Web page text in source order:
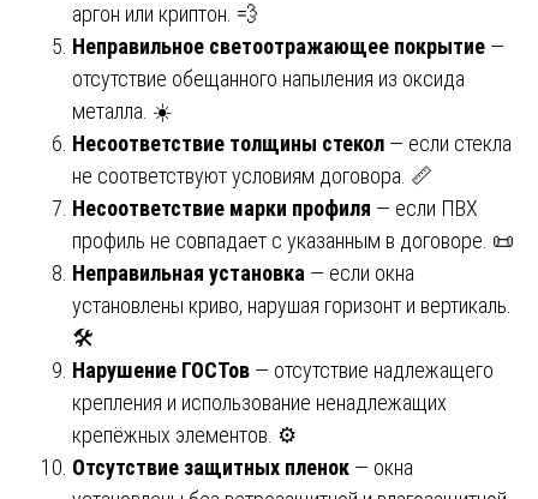
аргон или криптон. 💨
Неправильное светоотражающее покрытие —
отсутствие обещанного напыления из оксида
металла. ☀️
Несоответствие толщины стекол — если стекла
не соответствуют условиям договора. 📏
Несоответствие марки профиля — если ПВХ
профиль не совпадает с указанным в договоре. 📜
Неправильная установка — если окна
установлены криво, нарушая горизонт и вертикаль.
🛠️
Нарушение ГОСТов — отсутствие надлежащего
крепления и использование ненадлежащих
крепёжных элементов. ⚙️
Отсутствие защитных пленок — окна